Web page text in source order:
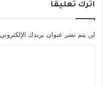
ل
إ
ت
ا
اترك تعليقاً
لن يتم نشر عنوان بريدك